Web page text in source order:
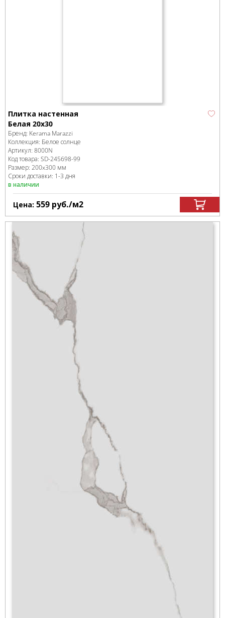
Плитка настенная
Белая 20x30
Бренд: Kerama Marazzi
Коллекция: Белое солнце
Артикул: 8000N
Код товара: SD-245698-99
Размер: 200x300 мм
Сроки доставки: 1-3 дня
в наличии
Цена: 559 руб./м2